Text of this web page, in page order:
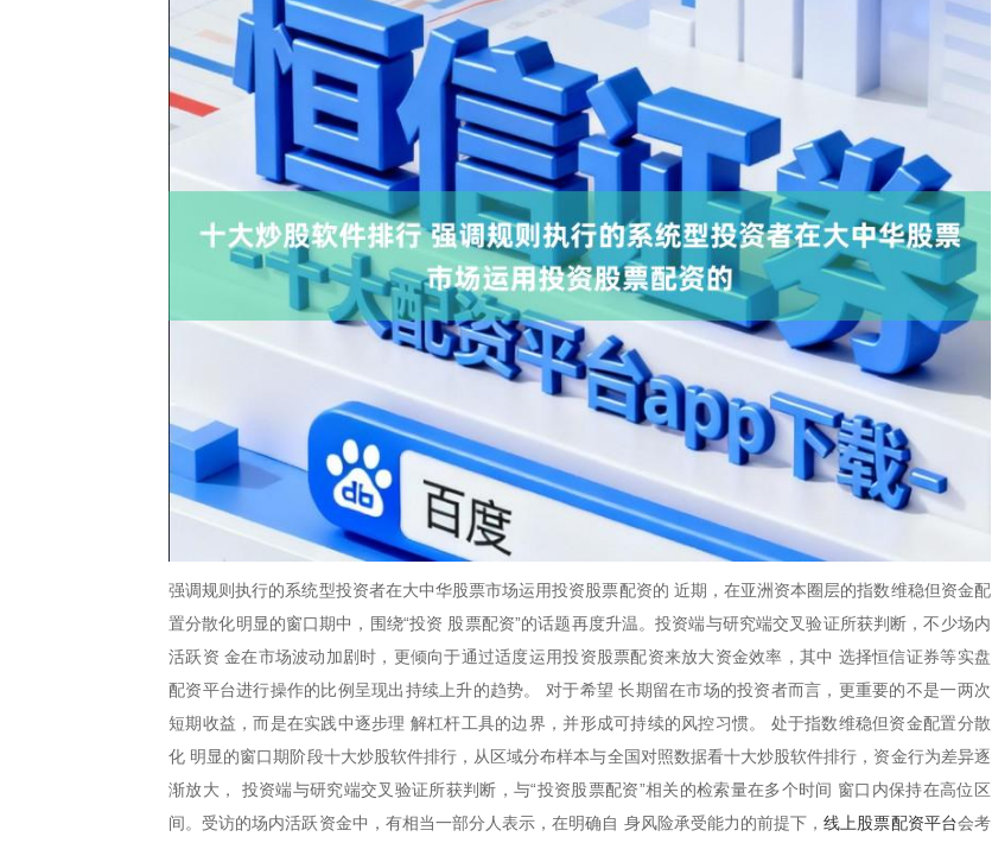
强调规则执行的系统型投资者在大中华股票市场运用投资股票配资的 近期，在亚洲资本圈层的指数维稳但资金配
置分散化明显的窗口期中，围绕“投资 股票配资”的话题再度升温。投资端与研究端交叉验证所获判断，不少场内
活跃资 金在市场波动加剧时，更倾向于通过适度运用投资股票配资来放大资金效率，其中 选择恒信证券等实盘
配资平台进行操作的比例呈现出持续上升的趋势。 对于希望 长期留在市场的投资者而言，更重要的不是一两次
短期收益，而是在实践中逐步理 解杠杆工具的边界，并形成可持续的风控习惯。 处于指数维稳但资金配置分散
化 明显的窗口期阶段十大炒股软件排行，从区域分布样本与全国对照数据看十大炒股软件排行，资金行为差异逐
渐放大， 投资端与研究端交叉验证所获判断，与“投资股票配资”相关的检索量在多个时间 窗口内保持在高位区
间。受访的场内活跃资金中，有相当一部分人表示，在明确自 身风险承受能力的前提下，线上股票配资平台会考